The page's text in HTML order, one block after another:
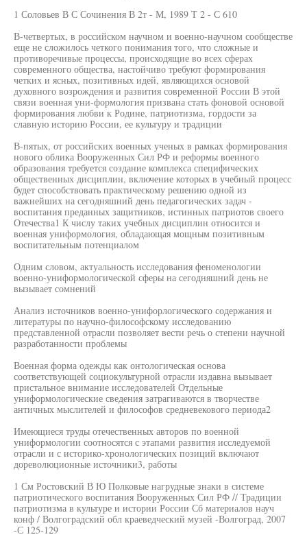
1 Соловьев В С Сочинения В 2т - М, 1989 Т 2 - С 610
В-четвертых, в российском научном и военно-научном сообществе
еще не сложилось четкого понимания того, что сложные и
противоречивые процессы, происходящие во всех сферах
современного общества, настойчиво требуют формирования
четких и ясных, позитивных идей, являющихся основой
духовного возрождения и развития современной России В этой
связи военная уни-формология призвана стать фоновой основой
формирования любви к Родине, патриотизма, гордости за
славную историю России, ее культуру и традиции
В-пятых, от российских военных ученых в рамках формирования
нового облика Вооруженных Сил РФ и реформы военного
образования требуется создание комплекса специфических
общественных дисциплин, включение которых в учебный процесс
будет способствовать практическому решению одной из
важнейших на сегодняшний день педагогических задач -
воспитания преданных защитников, истинных патриотов своего
Отечества1 К числу таких учебных дисциплин относится и
военная униформология, обладающая мощным позитивным
воспитательным потенциалом
Одним словом, актуальность исследования феноменологии
военно-униформологической сферы на сегодняшний день не
вызывает сомнений
Анализ источников военно-унифорлогического содержания и
литературы по научно-философскому исследованию
представленной отрасли позволяет вести речь о степени научной
разработанности проблемы
Военная форма одежды как онтологическая основа
соответствующей социокультурной отрасли издавна вызывает
пристальное внимание исследователей Отдельные
униформологические сведения затрагиваются в творчестве
античных мыслителей и философов средневекового периода2
Имеющиеся труды отечественных авторов по военной
униформологии соотносятся с этапами развития исследуемой
отрасли и с историко-хронологических позиций включают
дореволюционные источники3, работы
1 См Ростовский В Ю Полковые нагрудные знаки в системе
патриотического воспитания Вооруженных Сил РФ // Традиции
патриотизма в культуре и истории России Сб материалов науч
конф / Волгоградский обл краеведческий музей -Волгоград, 2007
-С 125-129